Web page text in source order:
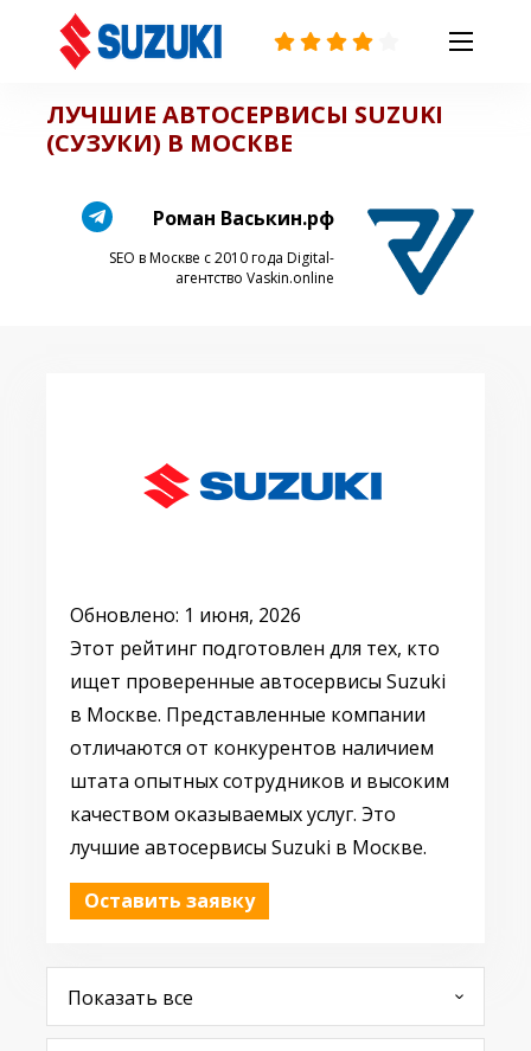
ЛУЧШИЕ АВТОСЕРВИСЫ SUZUKI
(СУЗУКИ) В МОСКВЕ
Роман Васькин.рф
SEO в Москве с 2010 года Digital-
агентство Vaskin.online
Обновлено: 1 июня, 2026
Этот рейтинг подготовлен для тех, кто
ищет проверенные автосервисы Suzuki
в Москве. Представленные компании
отличаются от конкурентов наличием
штата опытных сотрудников и высоким
качеством оказываемых услуг. Это
лучшие автосервисы Suzuki в Москве.
Оставить заявку